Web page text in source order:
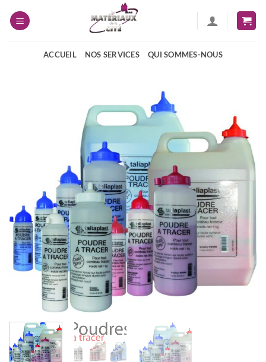
ACCUEIL NOS SERVICES QUI SOMMES-NOUS